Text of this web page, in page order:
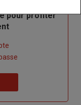
pour profiter